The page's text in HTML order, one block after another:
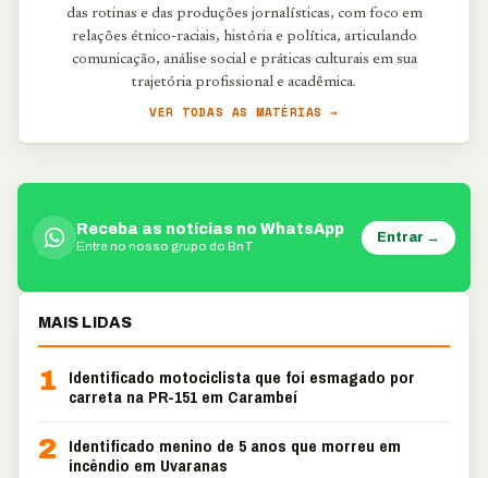
das rotinas e das produções jornalísticas, com foco em
relações étnico-raciais, história e política, articulando
comunicação, análise social e práticas culturais em sua
trajetória profissional e acadêmica.
VER TODAS AS MATÉRIAS →
Receba as notícias no WhatsApp
Entre no nosso grupo do BnT
Entrar →
MAIS LIDAS
1
Identificado motociclista que foi esmagado por
carreta na PR-151 em Carambeí
2
Identificado menino de 5 anos que morreu em
incêndio em Uvaranas